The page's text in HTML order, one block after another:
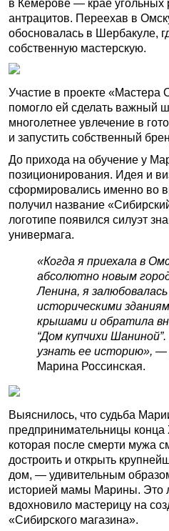
в Кемерове — крае угольных
антрацитов. Переехав в
обосновалась в Шербакуле,
собственную мастерскую.
Участие в проекте
помогло ей сделать важный
многолетнее увлечение в
и запустить собственный
До прихода на обучение у
позиционирования. Идея и
сформировались именно во
получил название
логотипе появился силуэт
универмага.
«Когда я приехала в
абсолютно новым
Ленина, я
историческими
крышами и обратила
“Дом купчихи
узнать ее историю», —
Марина Россинская.
Выяснилось, что судьба
предпринимательницы
которая после смерти мужа
достроить и открыть
дом, — удивительным
историей мамы Марины. Это
вдохновило мастерицу на
«Сибирского магазина».